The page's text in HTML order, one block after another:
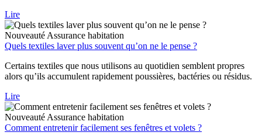
Lire
Nouveauté Assurance habitation
Quels textiles laver plus souvent qu’on ne le pense ?
Certains textiles que nous utilisons au quotidien semblent propres
alors qu’ils accumulent rapidement poussières, bactéries ou résidus.
Lire
Nouveauté Assurance habitation
Comment entretenir facilement ses fenêtres et volets ?